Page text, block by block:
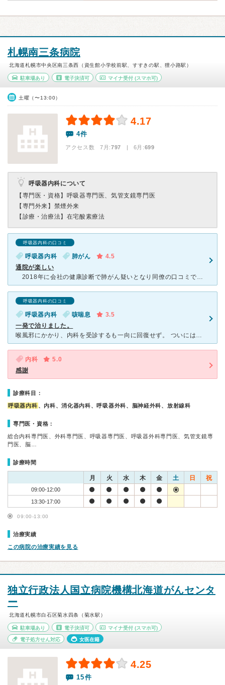
札幌南三条病院
北海道札幌市中央区南三条西（資生館小学校前駅、すすきの駅、狸小路駅）
駐車場あり 電子決済可 マイナ受付 (スマホ可)
土曜（〜13:00）
4.17
4件
アクセス数 7月:797 | 6月:699
呼吸器内科について
【専門医・資格】 呼吸器専門医、気管支鏡専門医
【専門外来】 禁煙外来
【診療・治療法】 在宅酸素療法
呼吸器内科の口コミ
呼吸器内科 肺がん
4.5
通院が楽しい
2018年に会社の健康診断で肺がん疑いとなり同僚の口コミでこちらを受診。二度の通院・一泊入院での生検・日帰りでの全身PET-CTと頭部MRI検査を経て、結果は脳転移があったため肺腺がんステージⅣの診
呼吸器内科の口コミ
呼吸器内科 咳喘息
3.5
一発で治りました。
喉風邪にかかり、内科を受診するも一向に回復せず。 ついには、寝られないほどの咳が現れ、これはきっと喘息だと思い、専門医院であるここを受診。 喘息の検査を一通り行い、確定ではないものの偽陽性となって
内科
5.0
感謝
診療科目：
呼吸器内科 、内科、消化器内科、呼吸器外科、脳神経外科、放射線科
専門医・資格：
総合内科専門医、外科専門医、呼吸器専門医、呼吸器外科専門医、気管支鏡専
門医、脳…
診療時間
月 火 水 木 金 土 日 祝
09:00-12:00
13:30-17:00
09:00-13:00
治療実績
この病院の治療実績を見る
独立行政法人国立病院機構北海道がんセンタ
ー
北海道札幌市白石区菊水四条（菊水駅）
駐車場あり 電子決済可 マイナ受付 (スマホ可)
電子処方せん対応 女医在籍
4.25
15件